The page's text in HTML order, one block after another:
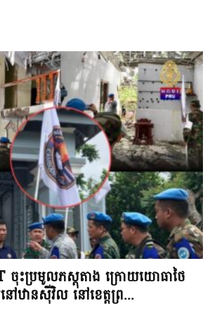
ចុះប្រមូលភស្តុតាង ក្រោយយោធាថៃ
ឋានស៊ីវិល នៅខេត្តព្រ...